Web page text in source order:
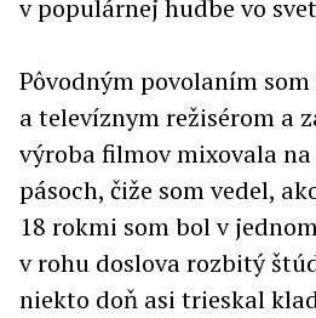
v populárnej hudbe vo
Pôvodným povolaním
a televíznym režisérom a
výroba filmov mixovala
pásoch, čiže som vedel,
18 rokmi som bol v
v rohu doslova rozbitý
niekto doň asi trieskal